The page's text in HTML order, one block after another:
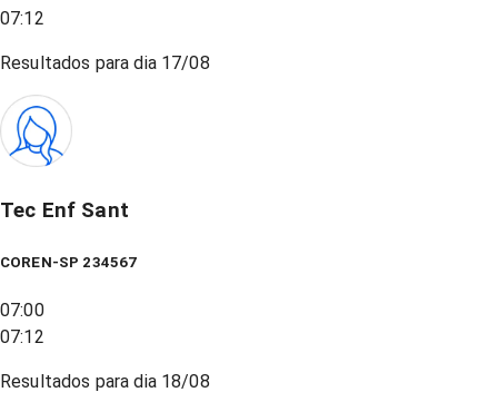
07:12
Resultados para dia 17/08
Tec Enf Sant
COREN-SP 234567
07:00
07:12
Resultados para dia 18/08